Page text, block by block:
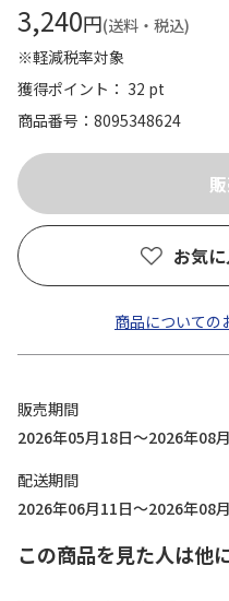
3,240円(送料・税込)
※軽減税率対象
獲得ポイント： 32 pt
商品番号
8095348624
お気
商品についての
販売期間
2026年05月18日～2026年08
配送期間
2026年06月11日～2026年08
この商品を見た人は他